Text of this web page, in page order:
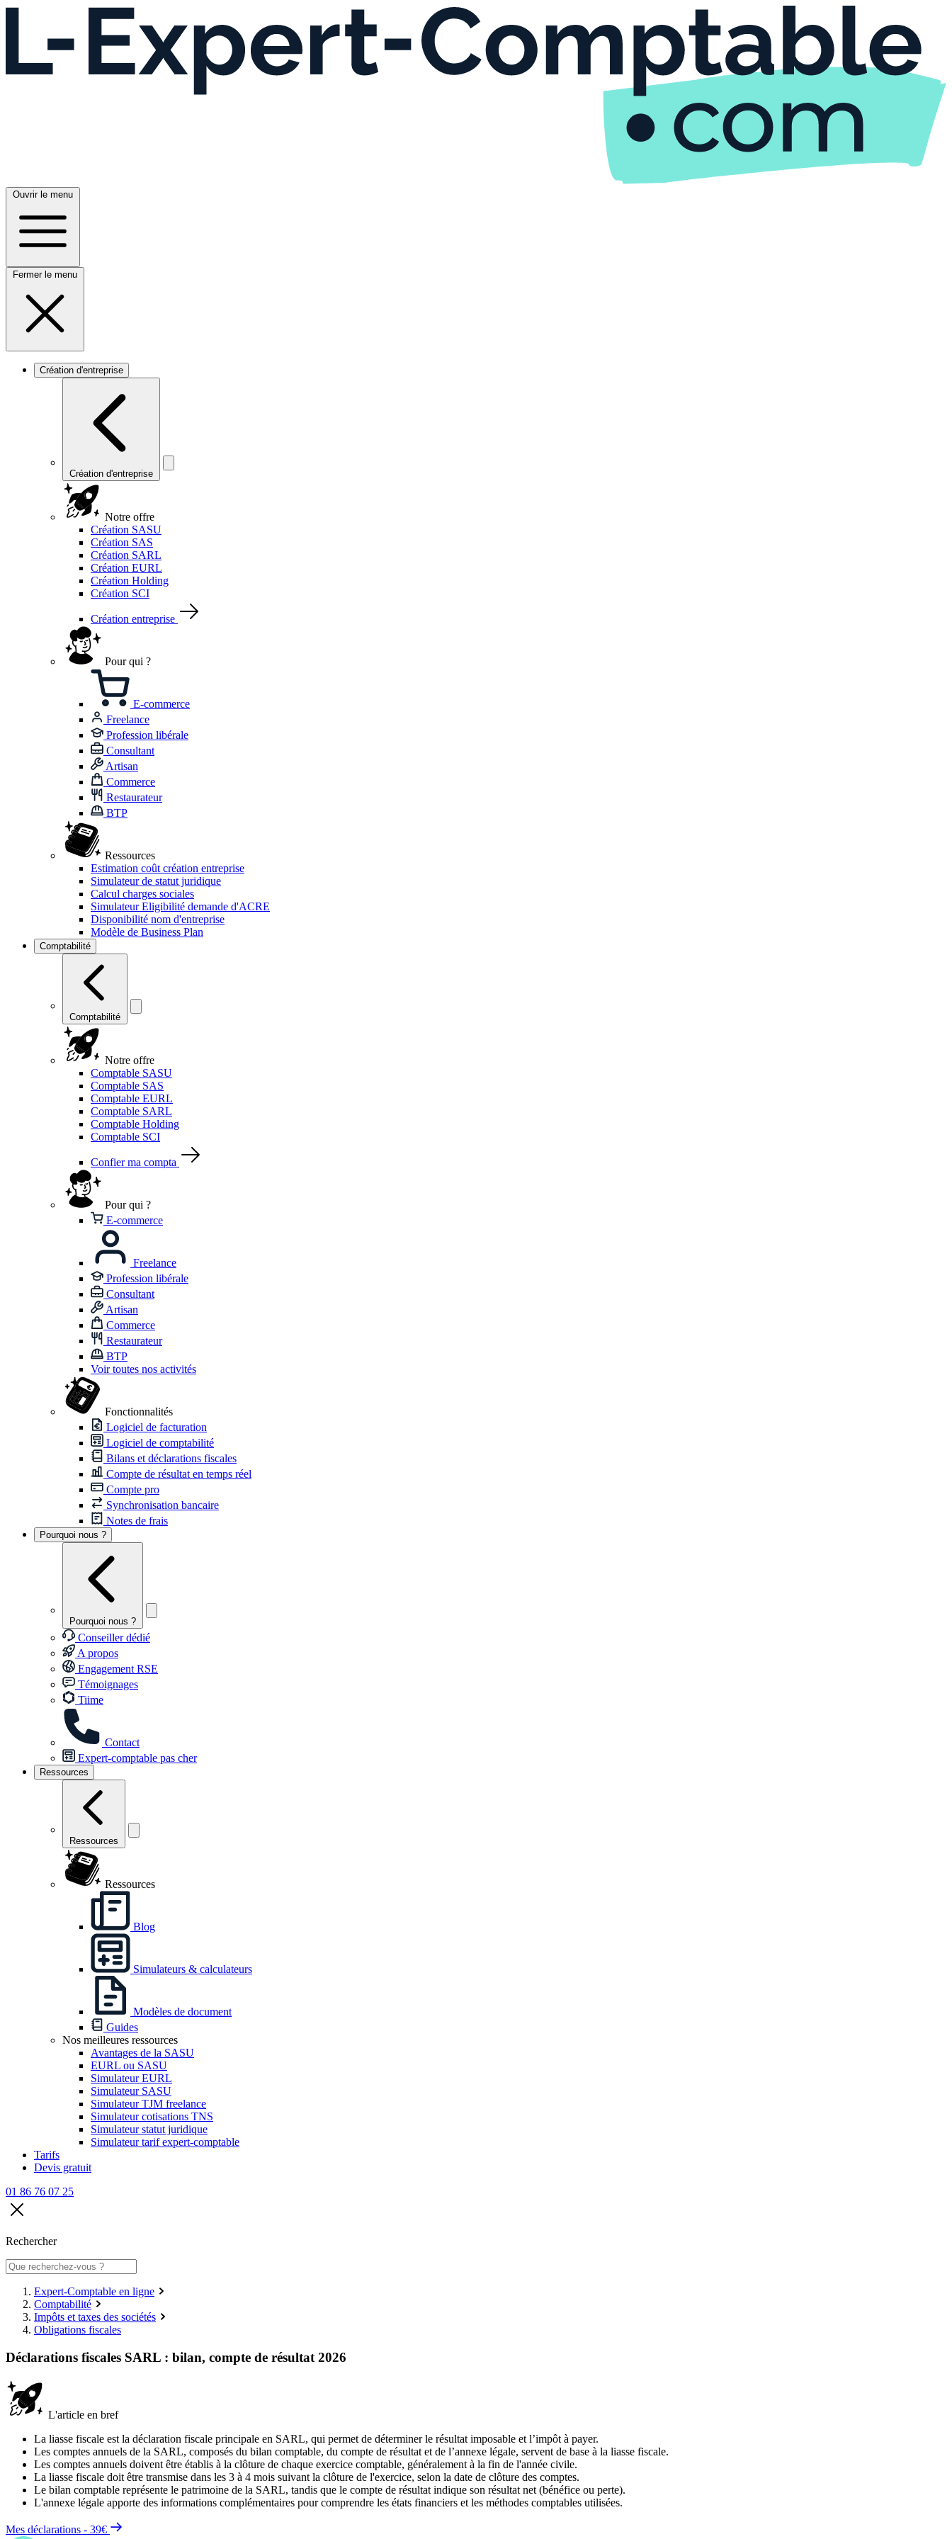
Ouvrir le menu
Fermer le menu
Création d'entreprise
Création d'entreprise
Notre offre
Création SASU
Création SAS
Création SARL
Création EURL
Création Holding
Création SCI
Création entreprise
Pour qui ?
E-commerce
Freelance
Profession libérale
Consultant
Artisan
Commerce
Restaurateur
BTP
Ressources
Estimation coût création entreprise
Simulateur de statut juridique
Calcul charges sociales
Simulateur Eligibilité demande d'ACRE
Disponibilité nom d'entreprise
Modèle de Business Plan
Comptabilité
Comptabilité
Notre offre
Comptable SASU
Comptable SAS
Comptable EURL
Comptable SARL
Comptable Holding
Comptable SCI
Confier ma compta
Pour qui ?
E-commerce
Freelance
Profession libérale
Consultant
Artisan
Commerce
Restaurateur
BTP
Voir toutes nos activités
Fonctionnalités
Logiciel de facturation
Logiciel de comptabilité
Bilans et déclarations fiscales
Compte de résultat en temps réel
Compte pro
Synchronisation bancaire
Notes de frais
Pourquoi nous ?
Pourquoi nous ?
Conseiller dédié
A propos
Engagement RSE
Témoignages
Tiime
Contact
Expert-comptable pas cher
Ressources
Ressources
Ressources
Blog
Simulateurs & calculateurs
Modèles de document
Guides
Nos meilleures ressources
Avantages de la SASU
EURL ou SASU
Simulateur EURL
Simulateur SASU
Simulateur TJM freelance
Simulateur cotisations TNS
Simulateur statut juridique
Simulateur tarif expert-comptable
Tarifs
Devis gratuit
01 86 76 07 25
Rechercher
Expert-Comptable en ligne
Comptabilité
Impôts et taxes des sociétés
Obligations fiscales
Déclarations fiscales SARL : bilan, compte de résultat 2026
L'article en bref
La liasse fiscale est la déclaration fiscale principale en SARL, qui permet de déterminer le résultat imposable et l’impôt à payer.
Les comptes annuels de la SARL, composés du bilan comptable, du compte de résultat et de l’annexe légale, servent de base à la liasse fiscale.
Les comptes annuels doivent être établis à la clôture de chaque exercice comptable, généralement à la fin de l'année civile.
La liasse fiscale doit être transmise dans les 3 à 4 mois suivant la clôture de l'exercice, selon la date de clôture des comptes.
Le bilan comptable représente le patrimoine de la SARL, tandis que le compte de résultat indique son résultat net (bénéfice ou perte).
L'annexe légale apporte des informations complémentaires pour comprendre les états financiers et les méthodes comptables utilisées.
Mes déclarations - 39€